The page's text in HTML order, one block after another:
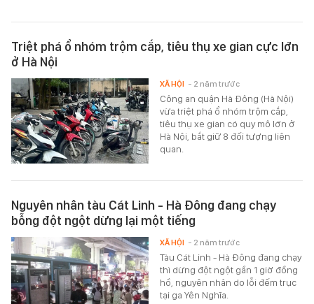
Triệt phá ổ nhóm trộm cắp, tiêu thụ xe gian cực lớn
ở Hà Nội
Công an quận Hà Đông (Hà Nội)
vừa triệt phá ổ nhóm trộm cắp,
tiêu thụ xe gian có quy mô lớn ở
Hà Nội, bắt giữ 8 đối tượng liên
quan.
XÃ HỘI - 2 năm trước
Nguyên nhân tàu Cát Linh - Hà Đông đang chạy
bỗng đột ngột dừng lại một tiếng
Tàu Cát Linh - Hà Đông đang chạy
thì dừng đột ngột gần 1 giờ đồng
hồ, nguyên nhân do lỗi đếm trục
tại ga Yên Nghĩa.
XÃ HỘI - 2 năm trước